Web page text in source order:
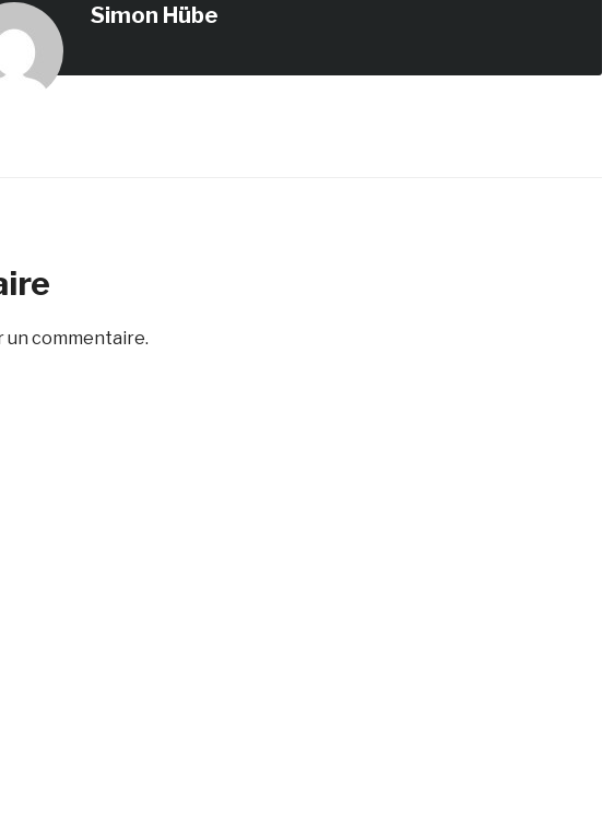
Simon Hübe
commentaire.